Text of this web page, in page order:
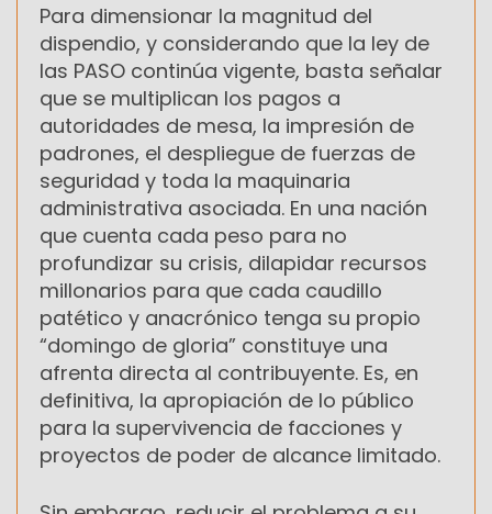
Para dimensionar la magnitud del
dispendio, y considerando que la ley de
las PASO continúa vigente, basta señalar
que se multiplican los pagos a
autoridades de mesa, la impresión de
padrones, el despliegue de fuerzas de
seguridad y toda la maquinaria
administrativa asociada. En una nación
que cuenta cada peso para no
profundizar su crisis, dilapidar recursos
millonarios para que cada caudillo
patético y anacrónico tenga su propio
“domingo de gloria” constituye una
afrenta directa al contribuyente. Es, en
definitiva, la apropiación de lo público
para la supervivencia de facciones y
proyectos de poder de alcance limitado.